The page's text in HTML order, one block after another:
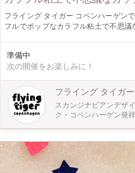
フライング タイガー コペンハーゲン
フルでポップなカラフル粘土で不思議なカップ
お友達をビックリさせちゃおう♪
準備中
次の開催をお楽しみに！
フライング タイガ
スカンジナビアンデザ
ク・コペンハーゲン発